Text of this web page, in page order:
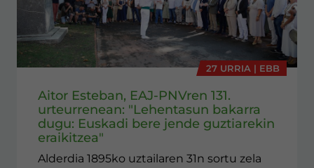
27 URRIA | EBB
Aitor Esteban, EAJ-PNVren 131.
urteurrenean: "Lehentasun bakarra
dugu: Euskadi bere jende guztiarekin
eraikitzea"
Alderdia 1895ko uztailaren 31n sortu zela